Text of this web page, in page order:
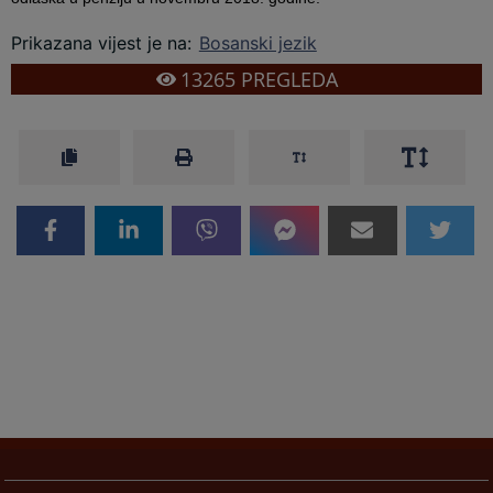
Prikazana vijest je na: Bosanski jezik
13265PREGLEDA